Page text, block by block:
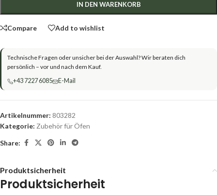
IN DEN WARENKORB
Compare Add to wishlist
Technische Fragen oder unsicher bei der Auswahl? Wir beraten dich
persönlich – vor und nach dem Kauf.
+43 7227 6085 E-Mail
Artikelnummer: 803282
Kategorie: Zubehör für Öfen
Share:
Produktsicherheit
Produktsicherheit